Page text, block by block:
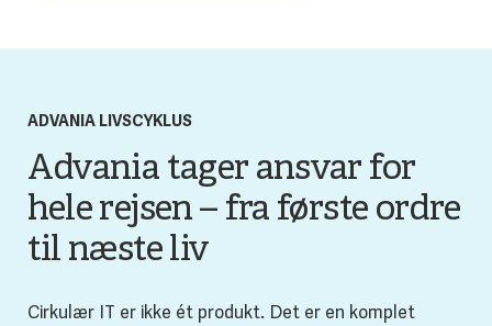
ADVANIA LIVSCYKLUS
Advania tager ansvar for
hele rejsen – fra første ordre
til næste liv
Cirkulær IT er ikke ét produkt. Det er en komplet